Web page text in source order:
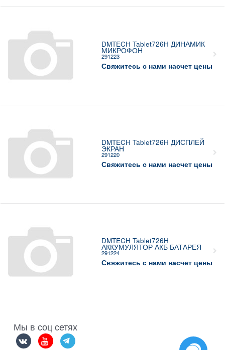
DMTECH Tablet726H ДИНАМИК
МИКРОФОН
291223
Свяжитесь с нами насчет цены
DMTECH Tablet726H ДИСПЛЕЙ
ЭКРАН
291220
Свяжитесь с нами насчет цены
DMTECH Tablet726H
АККУМУЛЯТОР АКБ БАТАРЕЯ
291224
Свяжитесь с нами насчет цены
Мы в соц сетях